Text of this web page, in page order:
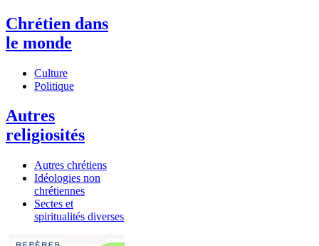
Chrétien dans
le monde
Culture
Politique
Autres
religiosités
Autres chrétiens
Idéologies non
chrétiennes
Sectes et
spiritualités diverses